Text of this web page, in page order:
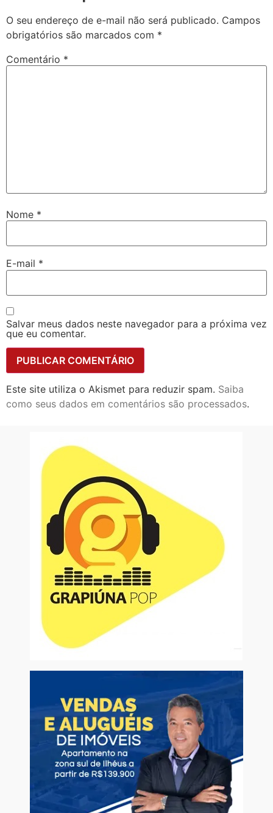
O seu endereço de e-mail não será publicado. Campos
obrigatórios são marcados com *
Comentário *
Nome *
E-mail *
Salvar meus dados neste navegador para a próxima vez
que eu comentar.
Este site utiliza o Akismet para reduzir spam. Saiba
como seus dados em comentários são processados.